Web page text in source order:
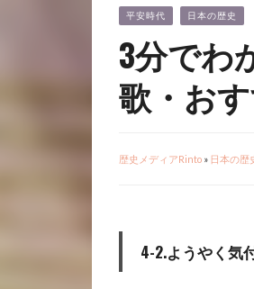
平安時代 日本の歴史
3分でわ
歌・お
歴史メディアRinto » 日本の歴
4-2.ようやく気